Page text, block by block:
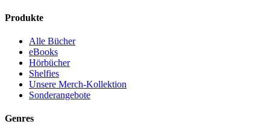
Produkte
Alle Bücher
eBooks
Hörbücher
Shelfies
Unsere Merch-Kollektion
Sonderangebote
Genres